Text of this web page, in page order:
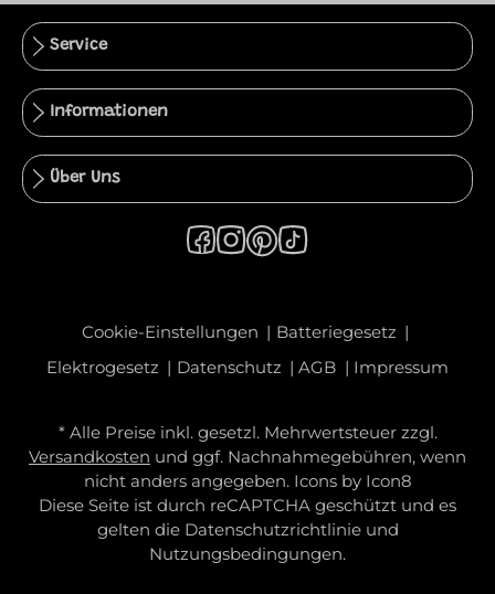
Service
Informationen
Über Uns
Cookie-Einstellungen
Batteriegesetz
Elektrogesetz
Datenschutz AGB Impressum
* Alle Preise inkl. gesetzl. Mehrwertsteuer zzgl.
Versandkosten und ggf. Nachnahmegebühren, wenn
nicht anders angegeben. Icons by Icon8
Diese Seite ist durch reCAPTCHA geschützt und es
gelten die Datenschutzrichtlinieund
Nutzungsbedingungen.